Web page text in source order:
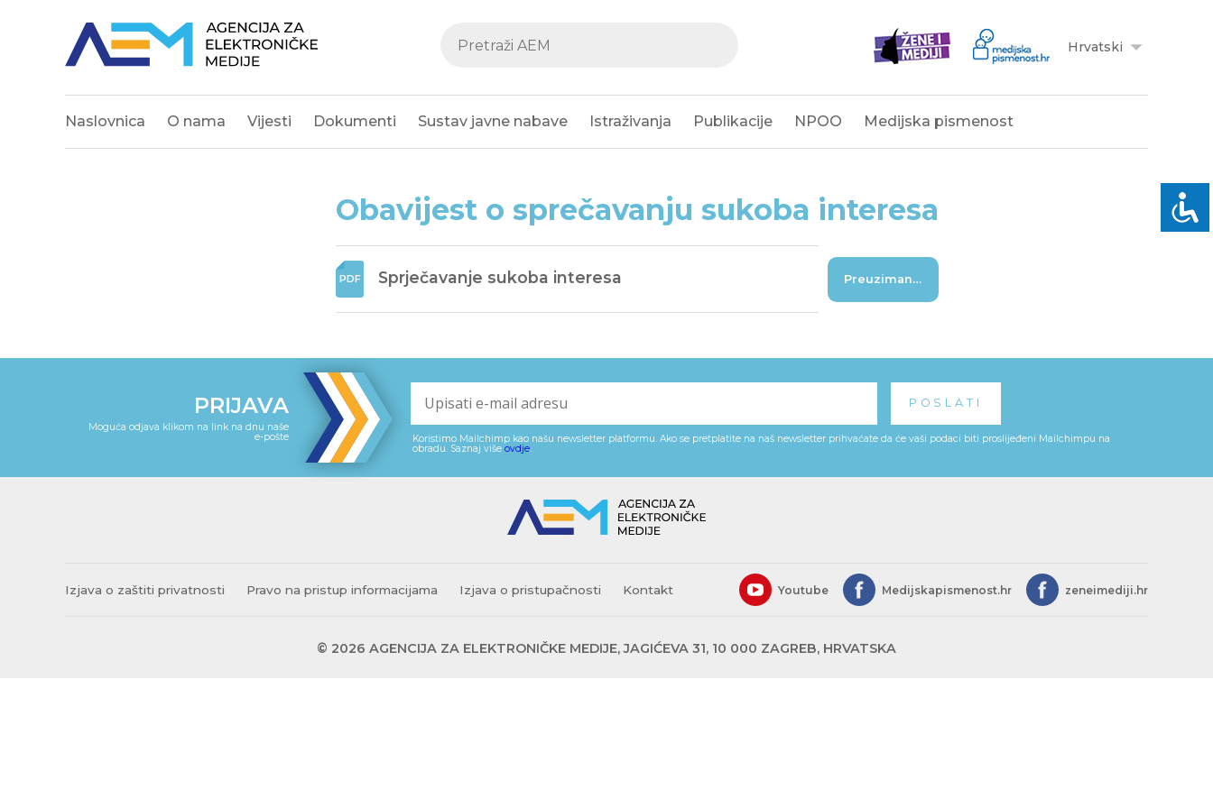
Hrvatski
Naslovnica O nama Vijesti Dokumenti Sustav javne nabave Istraživanja Publikacije NPOO Medijska pismenost
Obavijest o sprečavanju sukoba interesa
Sprječavanje sukoba interesa Preuzimanje
PRIJAVA
Moguća odjava klikom na link na dnu naše
e-pošte
Koristimo Mailchimp kao našu newsletter platformu. Ako se pretplatite na naš newsletter prihvaćate da će vaši podaci biti proslijeđeni Mailchimpu na
obradu. Saznaj više ovdje.
Izjava o zaštiti privatnosti Pravo na pristup informacijama Izjava o pristupačnosti Kontakt Youtube Medijskapismenost.hr zeneimediji.hr
© 2026 AGENCIJA ZA ELEKTRONIČKE MEDIJE, JAGIĆEVA 31, 10 000 ZAGREB, HRVATSKA